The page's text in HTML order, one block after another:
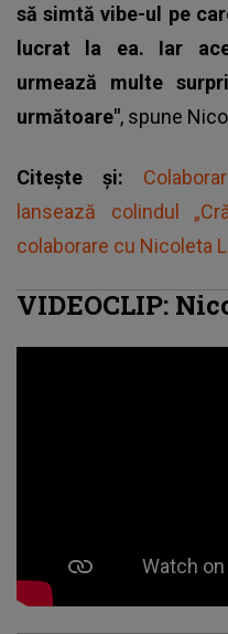
să simtă vibe-ul pe
lucrat la ea. Iar
urmează multe
următoare", spune
Citește și:
lansează colindul
colaborare cu Nicoleta
VIDEOCLIP: